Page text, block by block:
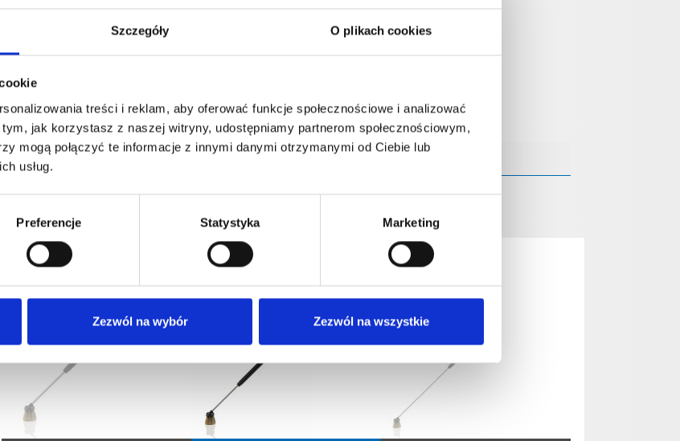
Szczegóły O plikach cookies
treści i reklam, aby oferować funkcje społecznościowe i analizować
jak korzystasz z naszej witryny, udostępniamy partnerom społecznościowym,
mogą połączyć te informacje z innymi danymi otrzymanymi od Ciebie lub
usług.
Preferencje Statystyka Marketing
Zezwól na wybór Zezwól na wszystkie
Specyfikacje techniczne